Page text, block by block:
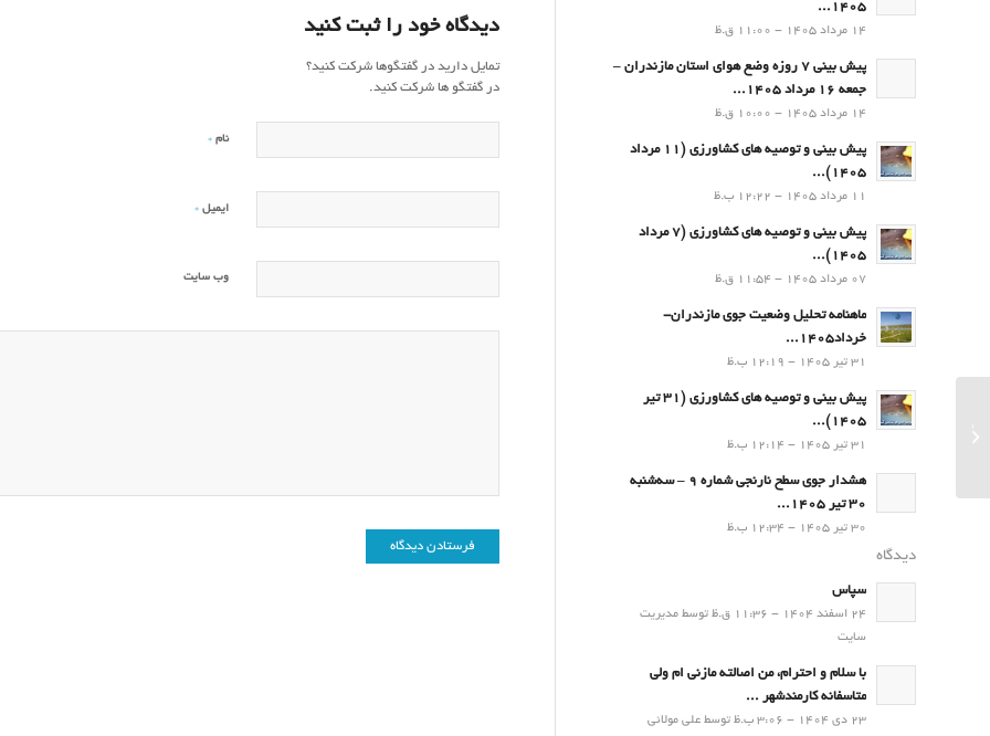
دیدگاه خود را ثبت کنید
تمایل دارید در گفتگوها شرکت کنید؟
در گفتگو ها شرکت کنید.
نام *
ایمیل *
وب‌ سایت
1405...
14 مرداد 1405 - 11:00 ق.ظ
پیش بینی 7 روزه وضع هوای استان مازندران –
جمعه 16 مرداد 1405...
14 مرداد 1405 - 10:00 ق.ظ
پیش بینی و توصیه های کشاورزی (11 مرداد
۱۴۰۵)...
11 مرداد 1405 - 12:22 ب.ظ
پیش بینی و توصیه های کشاورزی (7 مرداد
۱۴۰۵)...
07 مرداد 1405 - 11:54 ق.ظ
ماهنامه تحلیل وضعیت جوی مازندران-
خرداد1405...
31 تیر 1405 - 12:19 ب.ظ
پیش بینی و توصیه های کشاورزی (31 تیر
۱۴۰۵)...
31 تیر 1405 - 12:14 ب.ظ
هشدار جوی سطح نارنجی شماره 9 – سه‌شنبه
30 تیر 1405...
30 تیر 1405 - 12:34 ب.ظ
دیدگاه
سپاس
24 اسفند 1404 - 11:36 ق.ظ توسط مدیریت
سایت
با سلام و احترام، من اصالته مازنی ام ولی
متاسفانه کارمندشهر ...
23 دی 1404 - 3:06 ب.ظ توسط علی مولائی
ماهنامه تحلیل وضعیت جوی مازندران –